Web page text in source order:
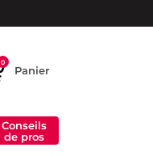
0
Panier
Conseils
de pros